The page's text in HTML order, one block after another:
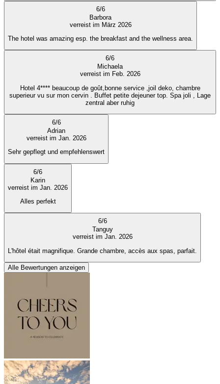
6/6
Barbora
verreist im März 2026
The hotel was amazing esp. the breakfast and the wellness area.
6/6
Michaela
verreist im Feb. 2026
Hotel 4**** beaucoup de goût,bonne service ,joil deko, chambre
superieur vu sur mon cervin . Buffet petite dejeuner top. Spa joli , Lage
zentral aber ruhig
6/6
Adrian
verreist im Jan. 2026
Sehr gepflegt und empfehlenswert
6/6
Karin
verreist im Jan. 2026
Alles perfekt
6/6
Tanguy
verreist im Jan. 2026
L'hôtel était magnifique. Grande chambre, accès aux spas, parfait.
Alle Bewertungen anzeigen